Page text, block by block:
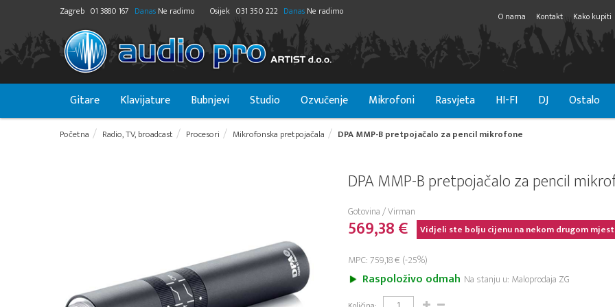
Zagreb 01 3880 167 Danas Ne radimo Osijek 031 350 222 Danas Ne radimo O nama Kontakt Kako kupiti
Gitare Klavijature Bubnjevi Studio Ozvučenje Mikrofoni Rasvjeta HI-FI DJ Ostalo
Početna Radio, TV, broadcast Procesori Mikrofonska pretpojačala DPA MMP-B pretpojačalo za pencil mikrofone
DPA MMP-B pretpojačalo za pencil
Gotovina / Virman
569,38 € Vidjeli ste bolju cijenu na nekom drugom
MPC: 759,18 € (-25%)
Raspoloživo odmah Na stanju u: Maloprodaja ZG